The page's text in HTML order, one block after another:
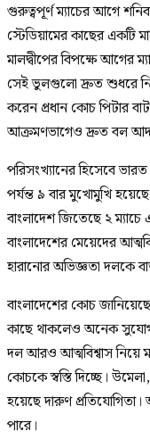
গুরুত্বপূর্ণ ম্যাচের আগে
স্টেডিয়ামের কাছের একটি
মালদ্বীপের বিপক্ষে
সেই ভুলগুলো দ্রুত শুধরে
করেন প্রধান কোচ পিটার
আক্রমণভাগেও দ্রুত বল
পরিসংখ্যানের হিসেবে
পর্যন্ত ৯ বার মুখোমুখি
বাংলাদেশ জিতেছে ২
বাংলাদেশের মেয়েদের
হারানোর অভিজ্ঞতা দলকে
বাংলাদেশের কোচ
কাছে থাকলেও অনেক
দল আরও আত্মবিশ্বাস নিয়ে
কোচকে স্বস্তি দিচ্ছে।
হয়েছে দারুণ
পারে।